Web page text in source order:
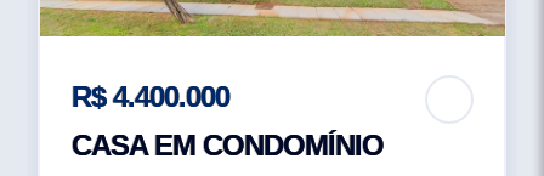
R$ 4.400.000
CASA EM CONDOMÍNIO